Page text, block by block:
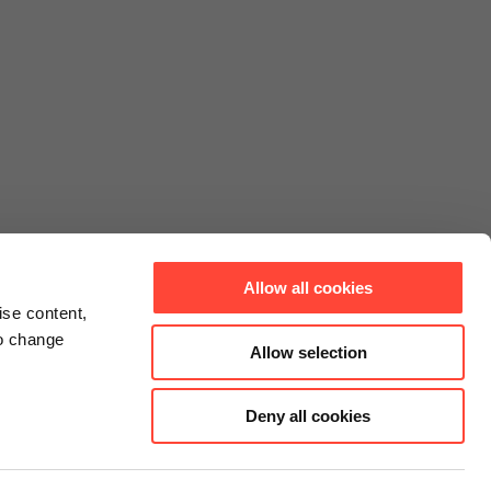
content,
change
Allow all cookies
Allow selection
Deny all cookies
Instagram